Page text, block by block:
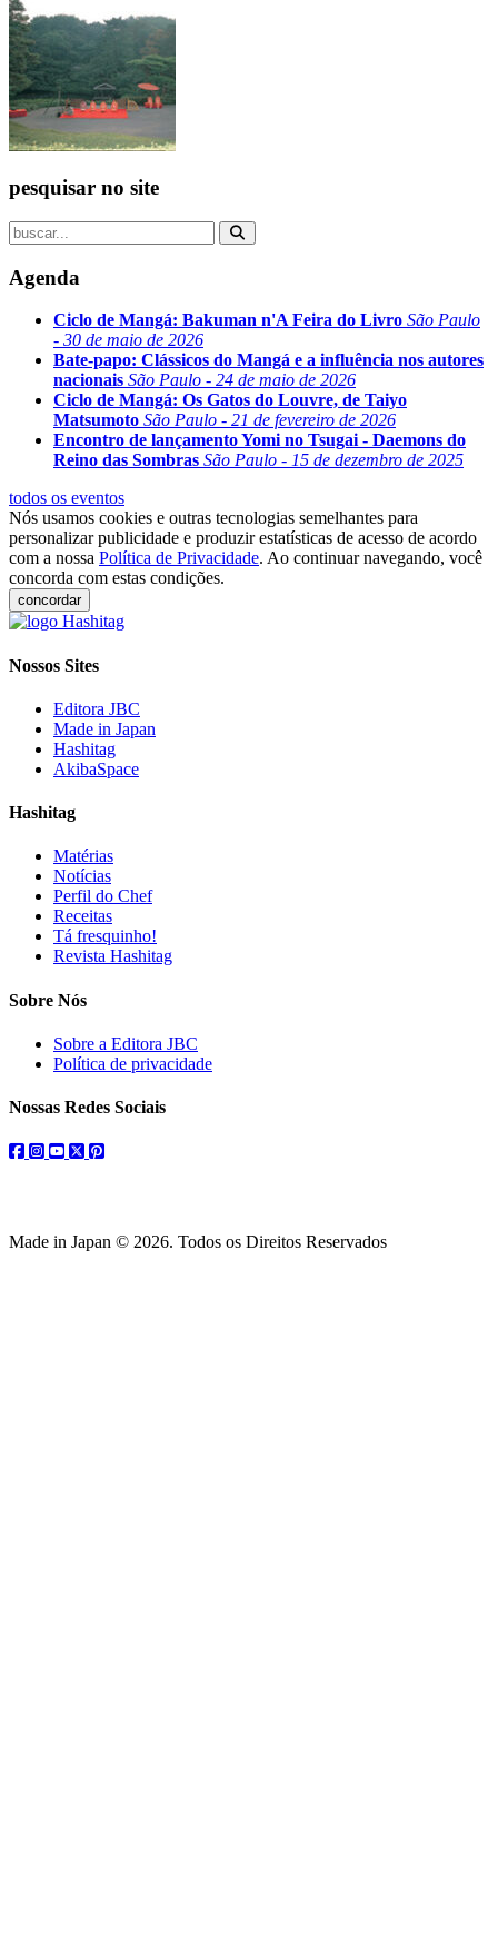
pesquisar no site
Agenda
Ciclo de Mangá: Bakuman n'A Feira do Livro São Paulo
- 30 de maio de 2026
Bate-papo: Clássicos do Mangá e a influência nos autores
nacionais São Paulo - 24 de maio de 2026
Ciclo de Mangá: Os Gatos do Louvre, de Taiyo
Matsumoto São Paulo - 21 de fevereiro de 2026
Encontro de lançamento Yomi no Tsugai - Daemons do
Reino das Sombras São Paulo - 15 de dezembro de 2025
todos os eventos
Nós usamos cookies e outras tecnologias semelhantes para
personalizar publicidade e produzir estatísticas de acesso de acordo
com a nossa Política de Privacidade. Ao continuar navegando, você
concorda com estas condições.
concordar
Nossos Sites
Editora JBC
Made in Japan
Hashitag
AkibaSpace
Hashitag
Matérias
Notícias
Perfil do Chef
Receitas
Tá fresquinho!
Revista Hashitag
Sobre Nós
Sobre a Editora JBC
Política de privacidade
Nossas Redes Sociais
facebook
instagram
youtube
twitterpinterest
Made in Japan © 2026. Todos os Direitos Reservados